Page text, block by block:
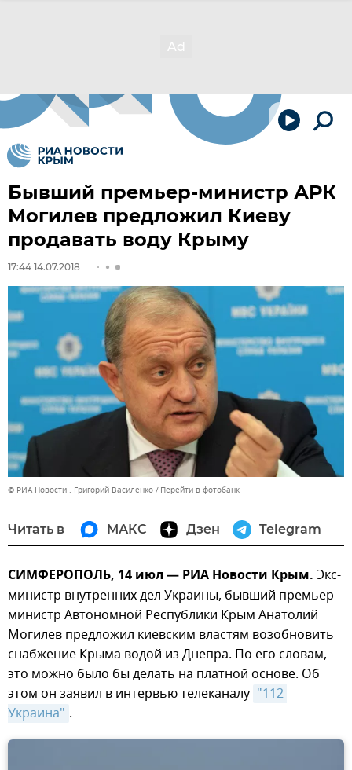
Бывший премьер-министр АРК
Могилев предложил Киеву
продавать воду Крыму
17:44 14.07.2018
© РИА Новости . Григорий Василенко Перейти в фотобанк
Читать в МАКС Дзен Telegram
СИМФЕРОПОЛЬ, 14 июл — РИА Новости Крым. Экс-
министр внутренних дел Украины, бывший премьер-
министр Автономной Республики Крым Анатолий
Могилев предложил киевским властям возобновить
снабжение Крыма водой из Днепра. По его словам,
это можно было бы делать на платной основе. Об
этом он заявил в интервью телеканалу "112
Украина" .